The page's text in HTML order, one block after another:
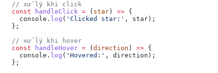
  // xử lý khi click
  const
handleClick = ( star ) => {
    console
. log ( 'Clicked star:' , star );
  };
  // xử lý khi hover
  const
handleHover = ( direction ) => {
    console
. log ( 'Hovered:' , direction );
  };